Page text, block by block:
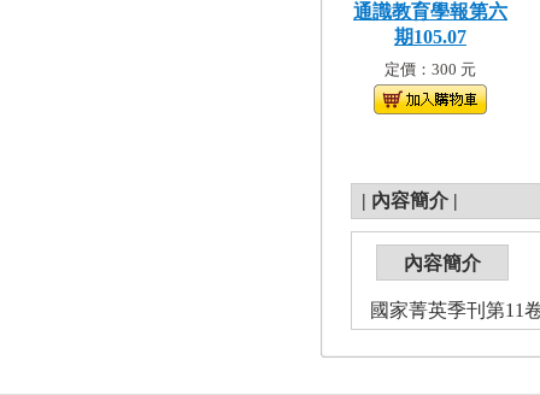
通識教育學報第六
期105.07
定價：300 元
| 內容簡介 |
內容簡介
國家菁英季刊第11